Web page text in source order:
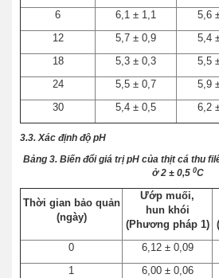
6
6,1 ± 1,1 5,6
12
5,7 ± 0,9 5,4
18
5,3 ± 0,3 5,5
24
5,5 ± 0,7 5,9
30
5,4 ± 0,5 6,2
3.3. Xác định độ pH
Bảng 3. Biến đổi giá trị pH của thịt cá thu
ở 2 ± 0,5 0C
Thời gian bảo quản
(ngày)
Ướp muối,
hun khói
(Phương pháp 1)
0 6,12 ± 0,09
1
6,00 ± 0,06